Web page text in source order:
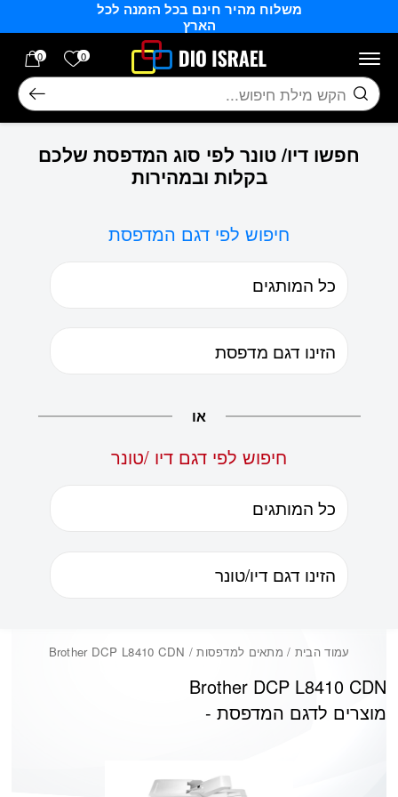
משלוח מהיר חינם בכל הזמנה לכל
הארץ
0 הרשימה
0
חיפוש
חפשו דיו/ טונר לפי סוג המדפסת שלכם
בקלות ובמהירות
חיפוש לפי דגם המדפסת
או
חיפוש לפי דגם דיו /טונר
עמוד הבית / מתאים למדפסות / Brother DCP L8410 CDN
Brother DCP L8410 CDN
מוצרים לדגם המדפסת -